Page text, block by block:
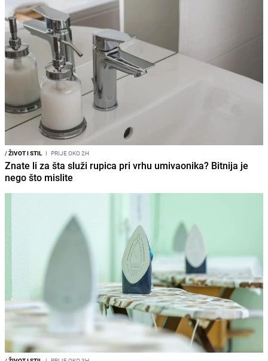
/ŽIVOT I STIL I PRIJE OKO 2H
Znate li za šta služi rupica pri vrhu umivaonika? Bitnija je
nego što mislite